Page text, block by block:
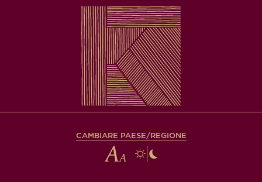
CAMBIARE PAESE/REGIONE